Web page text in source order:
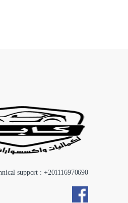
support : +201116970690